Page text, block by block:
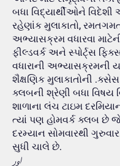
બધા વિદ્યાર્થીઓને
રહેણાંક મુલાકાતો,
અભ્યાસક્રમ વધારવા
ફીલ્ડવર્ક અને સ્પોર્ટ્સ
વધારાની અભ્યાસક્રમની
શૈક્ષણિક મુલાકાતોની
ક્લબની શ્રેણી બધા વિષય
શાળાના લંચ ટાઇમ
ત્યાં પણ હોમવર્ક ક્લબ છે
દરમ્યાન સોમવારથી
સુધી ચાલે છે.
اور